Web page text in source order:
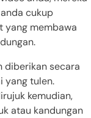
cukup
yang membawa
diberikan secara
yang tulen.
kemudian,
atau kandungan